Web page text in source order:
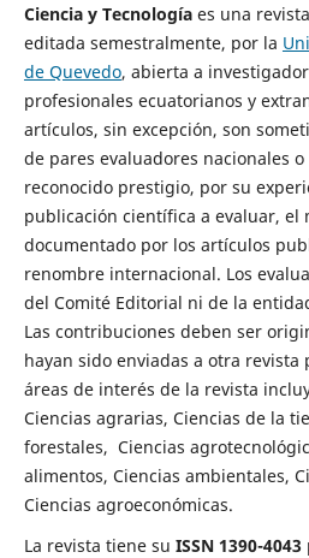
Ciencia y Tecnologíaes una
editada semestralmente, por la
de Quevedo, abierta a
profesionales ecuatorianos y
artículos, sin excepción, son
de pares evaluadores nacionales
reconocido prestigio, por su
publicación científica a evaluar, el
documentado por los artículos
renombre internacional. Los
del Comité Editorial ni de la
Las contribuciones deben ser
hayan sido enviadas a otra revista
áreas de interés de la revista
Ciencias agrarias, Ciencias de la
forestales, Ciencias
alimentos, Ciencias ambientales,
Ciencias agroeconómicas.
La revista tiene su ISSN 1390-4043